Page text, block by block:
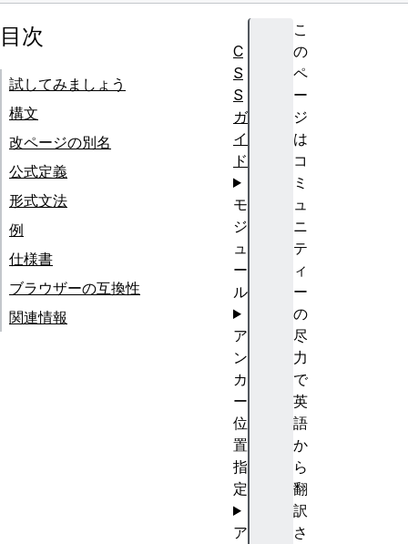
こ
の
ペ
ー
ジ
は
コ
ミ
ュ
ニ
テ
ィ
ー
の
尽
力
で
英
語
か
ら
翻
訳
さ
目次
試してみましょう
構文
改ページの別名
公式定義
形式文法
例
仕様書
ブラウザーの互換性
関連情報
C
S
S
ガ
イ
ド
モ
ジ
ュ
ー
ル
ア
ン
カ
ー
位
置
指
定
ア